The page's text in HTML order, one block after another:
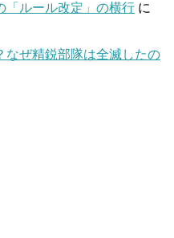
「ルール改定」の横行 に
なぜ精鋭部隊は全滅したの